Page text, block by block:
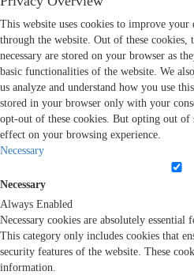
This website uses cookies to improve
through the website. Out of these cookies,
necessary are stored on your browser as
basic functionalities of the website. We
us analyze and understand how you use
stored in your browser only with your
opt-out of these cookies. But opting out of
effect on your browsing experience.
Necessary
Necessary
Always Enabled
Necessary cookies are absolutely
This category only includes cookies that
security features of the website. These
information.